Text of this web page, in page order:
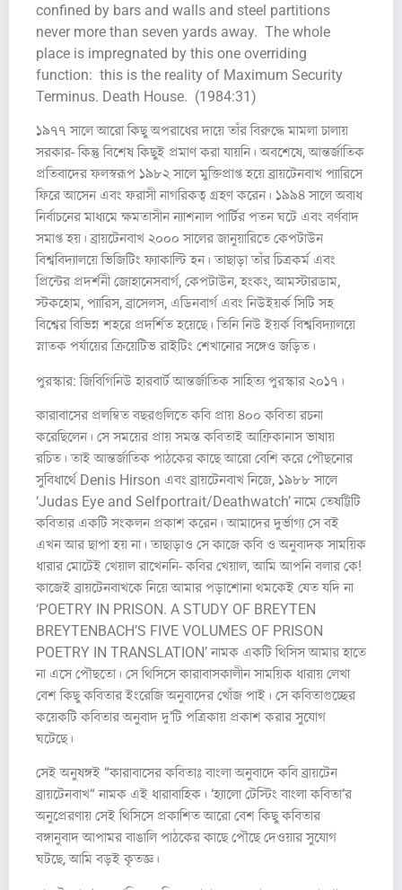
confined by bars and walls and steel partitions
never more than seven yards away. The whole
place is impregnated by this one overriding
function: this is the reality of Maximum Security
Terminus. Death House. (1984:31)
১৯৭৭ সালে আরো কিছু অপরাধের দায়ে তাঁর বিরুদ্ধে মামলা চালায়
সরকার- কিন্তু বিশেষ কিছুই প্রমাণ করা যায়নি। অবশেষে, আন্তর্জাতিক
প্রতিবাদের ফলস্বরূপ ১৯৮২ সালে মুক্তিপ্রাপ্ত হয়ে ব্রায়টেনবাখ প্যারিসে
ফিরে আসেন এবং ফরাসী নাগরিকত্ব গ্রহণ করেন। ১৯৯৪ সালে অবাধ
নির্বাচনের মাধ্যমে ক্ষমতাসীন ন্যাশনাল পার্টির পতন ঘটে এবং বর্ণবাদ
সমাপ্ত হয়। ব্রায়টেনবাখ ২০০০ সালের জানুয়ারিতে কেপটাউন
বিশ্ববিদ্যালয়ে ভিজিটিং ফ্যাকাল্টি হন। তাছাড়া তাঁর চিত্রকর্ম এবং
প্রিন্টের প্রদর্শনী জোহানেসবার্গ, কেপটাউন, হংকং, আমস্টারডাম,
স্টকহোম, প্যারিস, ব্রাসেলস, এডিনবার্গ এবং নিউইয়র্ক সিটি সহ
বিশ্বের বিভিন্ন শহরে প্রদর্শিত হয়েছে। তিনি নিউ ইয়র্ক বিশ্ববিদ্যালয়ে
স্নাতক পর্যায়ের ক্রিয়েটিভ রাইটিং শেখানোর সঙ্গেও জড়িত।
পুরস্কার: জিবিগিনিউ হারবার্ট আন্তর্জাতিক সাহিত্য পুরস্কার ২০১৭।
কারাবাসের প্রলম্বিত বছরগুলিতে কবি প্রায় ৪০০ কবিতা রচনা
করেছিলেন। সে সময়ের প্রায় সমস্ত কবিতাই আফ্রিকানাস ভাষায়
রচিত। তাই আন্তর্জাতিক পাঠকের কাছে আরো বেশি করে পৌছনোর
সুবিধার্থে Denis Hirson এবং ব্রায়টেনবাখ নিজে, ১৯৮৮ সালে
‘Judas Eye and Selfportrait/Deathwatch’ নামে তেষট্টিটি
কবিতার একটি সংকলন প্রকাশ করেন। আমাদের দুর্ভাগ্য সে বই
এখন আর ছাপা হয় না। তাছাড়াও সে কাজে কবি ও অনুবাদক সাময়িক
ধারার মোটেই খেয়াল রাখেননি- কবির খেয়াল, আমি আপনি বলার কে!
কাজেই ব্রায়টেনবাখকে নিয়ে আমার পড়াশোনা থমকেই যেত যদি না
‘POETRY IN PRISON. A STUDY OF BREYTEN
BREYTENBACH’S FIVE VOLUMES OF PRISON
POETRY IN TRANSLATION’ নামক একটি থিসিস আমার হাতে
না এসে পৌছতো। সে থিসিসে কারাবাসকালীন সাময়িক ধারায় লেখা
বেশ কিছু কবিতার ইংরেজি অনুবাদের খোঁজ পাই। সে কবিতাগুচ্ছের
কয়েকটি কবিতার অনুবাদ দু’টি পত্রিকায় প্রকাশ করার সুযোগ
ঘটেছে।
সেই অনুষঙ্গই “কারাবাসের কবিতাঃ বাংলা অনুবাদে কবি ব্রায়টেন
ব্রায়টেনবাখ“ নামক এই ধারাবাহিক। ‘হ্যালো টেস্টিং বাংলা কবিতা’র
অনুপ্রেরণায় সেই থিসিসে প্রকাশিত আরো বেশ কিছু কবিতার
বঙ্গানুবাদ আপামর বাঙালি পাঠকের কাছে পৌছে দেওয়ার সুযোগ
ঘটছে, আমি বড়ই কৃতজ্ঞ।